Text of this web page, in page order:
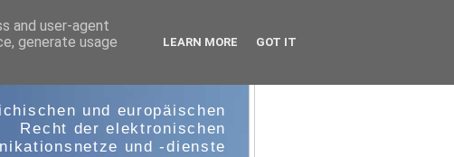
und europäischen
Recht der elektronischen
und -dienste
and user-agent
generate usage
LEARN MORE GOT IT